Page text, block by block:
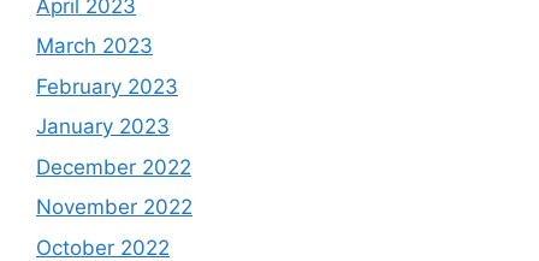
April 2023
March 2023
February 2023
January 2023
December 2022
November 2022
October 2022